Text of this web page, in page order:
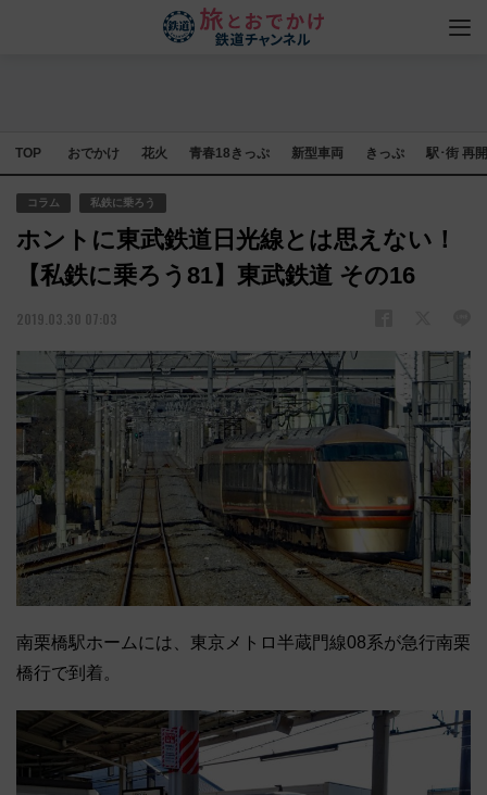
TOP おでかけ 花火 青春18きっぷ 新型車両 きっぷ 駅･街 再
コラム 私鉄に乗ろう
ホントに東武鉄道日光線とは思えない！
【私鉄に乗ろう81】東武鉄道 その16
2019.03.30 07:03
南栗橋駅ホームには、東京メトロ半蔵門線08系が急行南栗
橋行で到着。